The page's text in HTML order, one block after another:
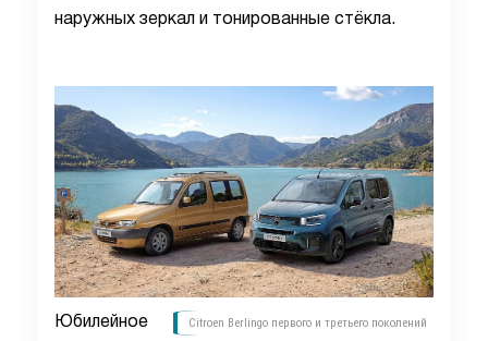
наружных зеркал и тонированные стёкла.
Citroen Berlingo первого и третьего поколений
Юбилейное